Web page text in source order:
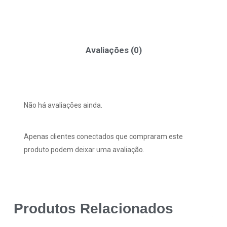
Avaliações (0)
Não há avaliações ainda.
Apenas clientes conectados que compraram este
produto podem deixar uma avaliação.
Produtos Relacionados